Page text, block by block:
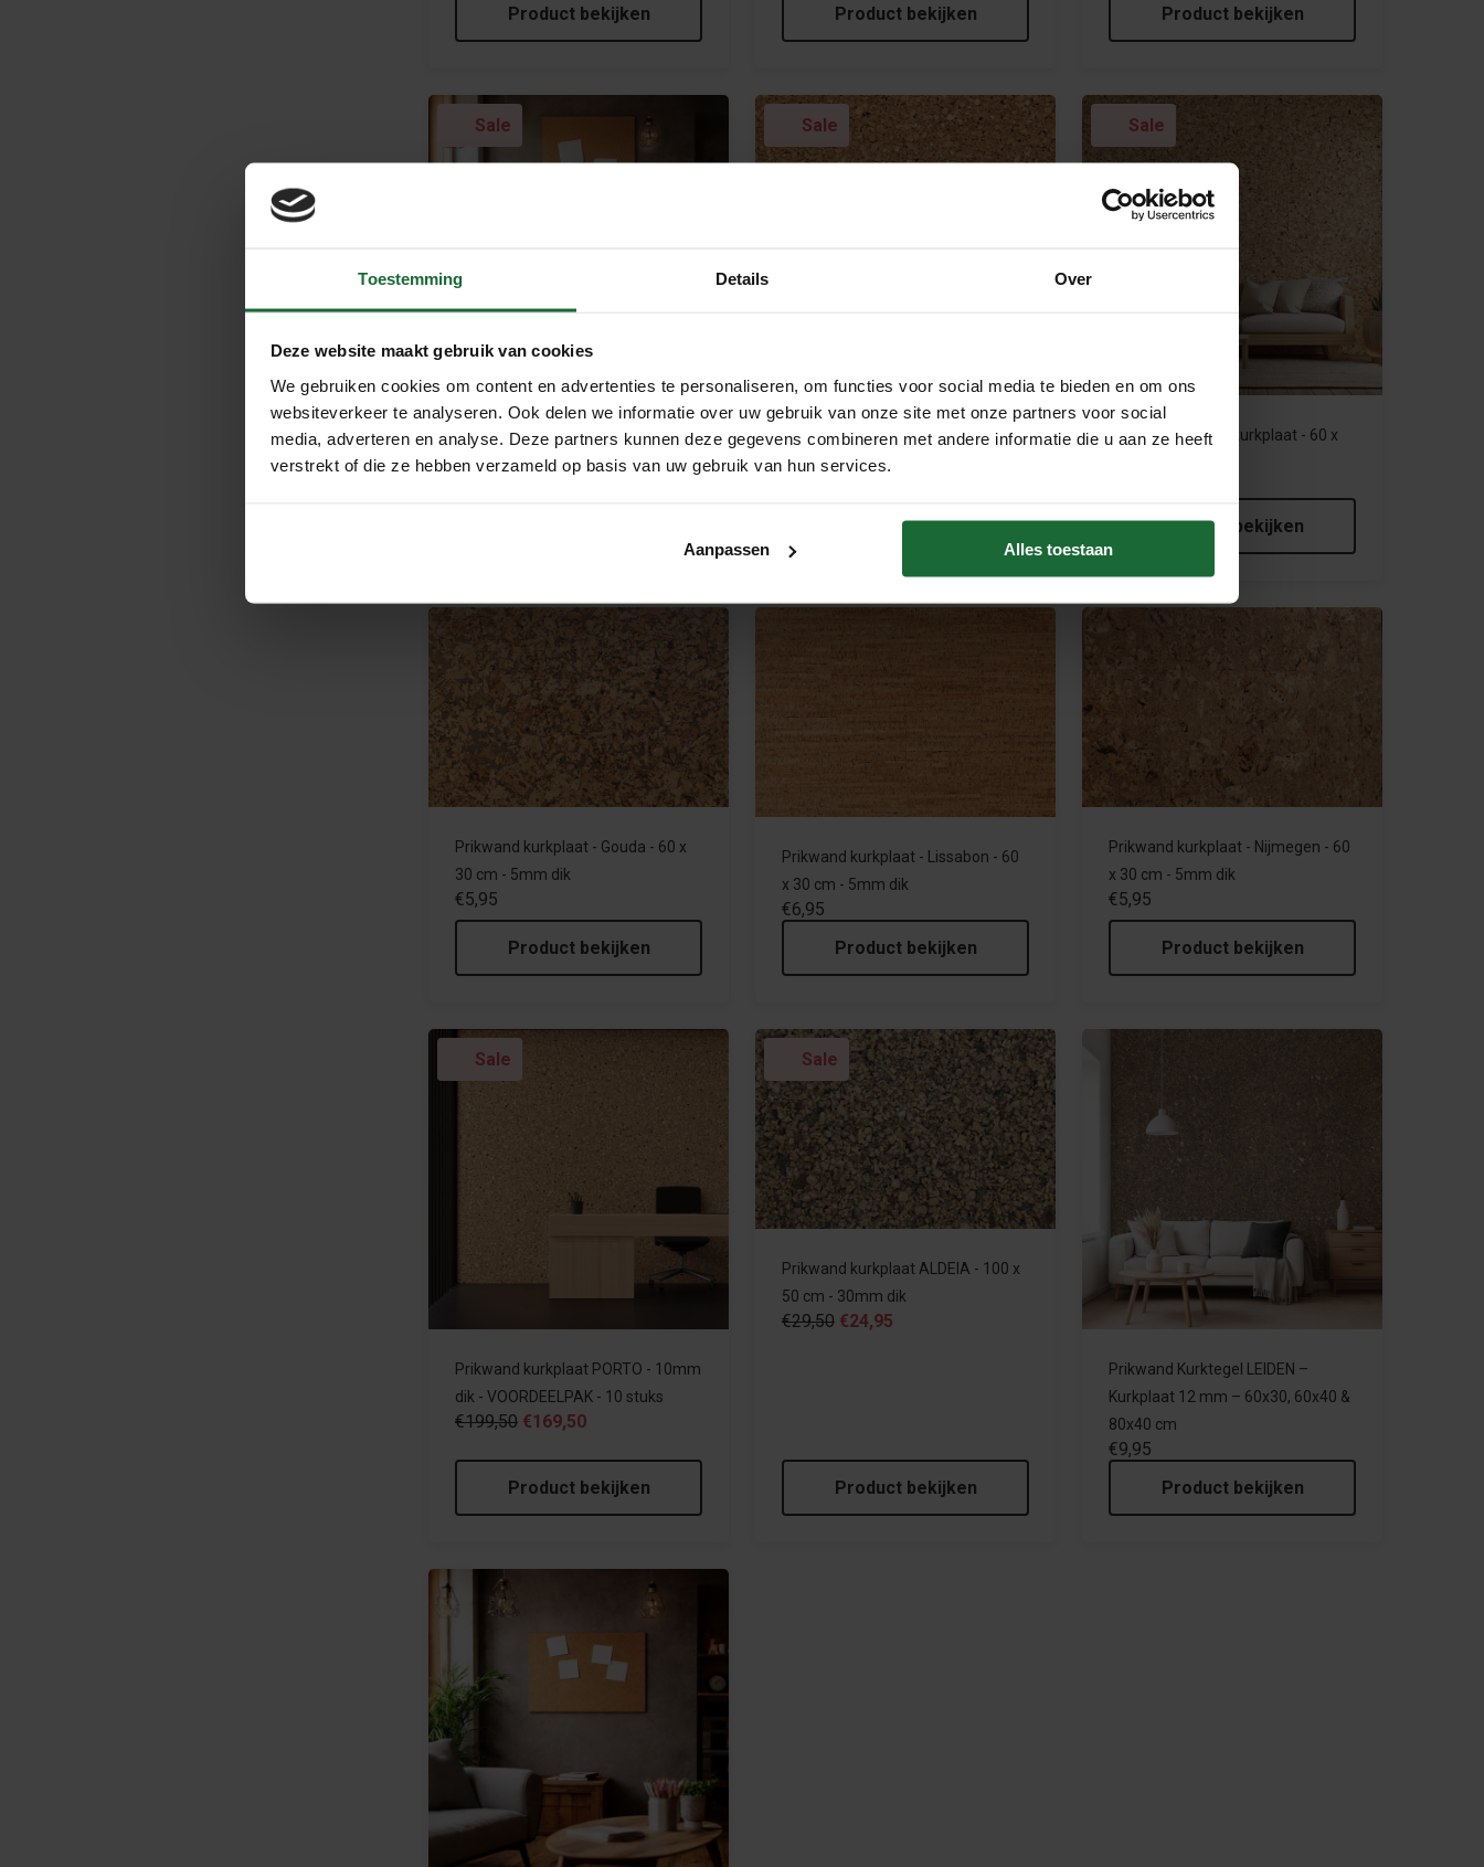
Toestemming Details Over
Deze website maakt gebruik van cookies
We gebruiken cookies om content en advertenties te personaliseren, om functies voor social media te bieden en om ons
websiteverkeer te analyseren. Ook delen we informatie over uw gebruik van onze site met onze partners voor social
media, adverteren en analyse. Deze partners kunnen deze gegevens combineren met andere informatie die u aan ze heeft
verstrekt of die ze hebben verzameld op basis van uw gebruik van hun services.
Aanpassen Alles toestaan
Product bekijken
Product bekijken
Product bekijken
Sale
Kurk Prikbord zelfklevend - 60 x 90
cm - 10mm dik
Sale
Naturel - Prikwandkurk tegel - 60 x
30 cm - 8mm dik
Product bekijken
Sale
Rustic - Prikwand kurkplaat - 60 x
Product bekijken
Prikwand kurkplaat - Gouda - 60 x
30 cm - 5mm dik
€5,95
Product bekijken
Prikwand kurkplaat - Lissabon - 60
x 30 cm - 5mm dik
€6,95
Product bekijken
Prikwand kurkplaat - Nijmegen - 60
x 30 cm - 5mm dik
€5,95
Product bekijken
Sale
Prikwand kurkplaat PORTO - 10mm
dik - VOORDEELPAK - 10 stuks
€199,50 €169,50
Product bekijken
Sale
Prikwand kurkplaat ALDEIA - 100 x
50 cm - 30mm dik
€29,50 €24,95
Product bekijken
Prikwand Kurktegel LEIDEN –
Kurkplaat 12 mm – 60x30, 60x40 &
80x40 cm
€9,95
Product bekijken